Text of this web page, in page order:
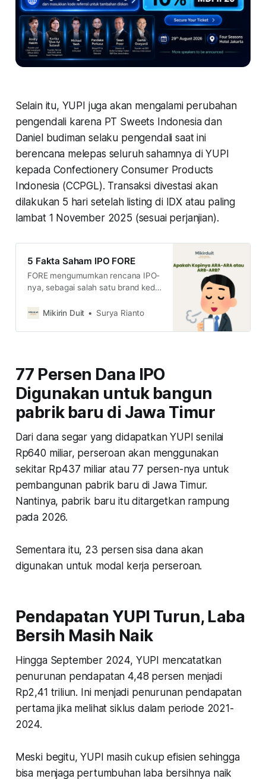
Selain itu, YUPI juga akan mengalami perubahan
pengendali karena PT Sweets Indonesia dan
Daniel budiman selaku pengendali saat ini
berencana melepas seluruh sahamnya di YUPI
kepada Confectionery Consumer Products
Indonesia (CCPGL). Transaksi divestasi akan
dilakukan 5 hari setelah listing di IDX atau paling
lambat 1 November 2025 (sesuai perjanjian).
5 Fakta Saham IPO FORE
FORE mengumumkan rencana IPO-
nya, sebagai salah satu brand kedai
saham FORE ini?
Mikirin Duit Surya Rianto
77 Persen Dana IPO
Digunakan untuk bangun
pabrik baru di Jawa Timur
Dari dana segar yang didapatkan YUPI senilai
Rp640 miliar, perseroan akan menggunakan
sekitar Rp437 miliar atau 77 persen-nya untuk
pembangunan pabrik baru di Jawa Timur.
Nantinya, pabrik baru itu ditargetkan rampung
pada 2026.
Sementara itu, 23 persen sisa dana akan
digunakan untuk modal kerja perseroan.
Pendapatan YUPI Turun, Laba
Bersih Masih Naik
Hingga September 2024, YUPI mencatatkan
penurunan pendapatan 4,48 persen menjadi
Rp2,41 triliun. Ini menjadi penurunan pendapatan
pertama jika melihat siklus dalam periode 2021-
2024.
Meski begitu, YUPI masih cukup efisien sehingga
bisa menjaga pertumbuhan laba bersihnya naik